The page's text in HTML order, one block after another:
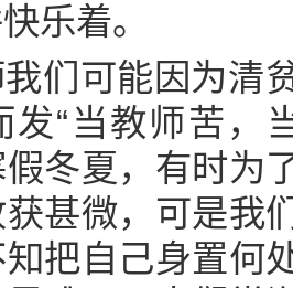
乐着。
们可能因为清
发“当教师苦，
冬夏，有时为
甚微，可是我
把自己身置何